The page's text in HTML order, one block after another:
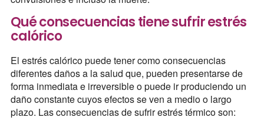
Qué consecuencias tiene sufrir estrés
calórico
El estrés calórico puede tener como consecuencias
diferentes daños a la salud que, pueden presentarse de
forma inmediata e irreversible o puede ir produciendo un
daño constante cuyos efectos se ven a medio o largo
plazo. Las consecuencias de sufrir estrés térmico son: